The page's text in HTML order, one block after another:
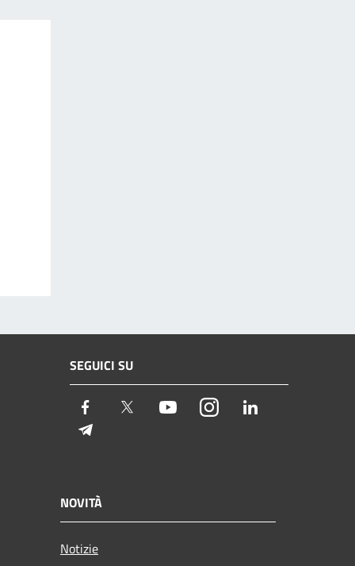
SEGUICI SU
Facebook Twitter YoutubeInstagram
NOVITÀ
Notizie